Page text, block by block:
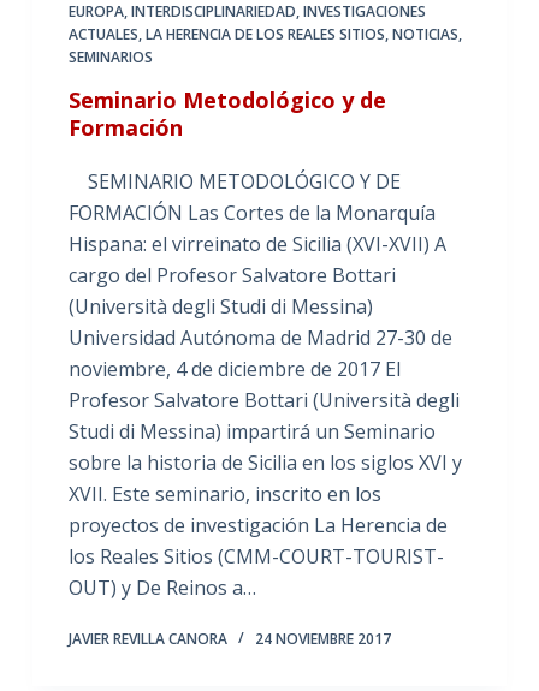
EUROPA,INTERDISCIPLINARIEDAD,INVESTIGACIONES
ACTUALES,LA HERENCIA DE LOS REALES SITIOS,NOTICIAS,
SEMINARIOS
Seminario Metodológico y de
Formación
SEMINARIO METODOLÓGICO Y DE
FORMACIÓN Las Cortes de la Monarquía
Hispana: el virreinato de Sicilia (XVI-XVII) A
cargo del Profesor Salvatore Bottari
(Università degli Studi di Messina)
Universidad Autónoma de Madrid 27-30 de
noviembre, 4 de diciembre de 2017 El
Profesor Salvatore Bottari (Università degli
Studi di Messina) impartirá un Seminario
sobre la historia de Sicilia en los siglos XVI y
XVII. Este seminario, inscrito en los
proyectos de investigación La Herencia de
los Reales Sitios (CMM-COURT-TOURIST-
OUT) y De Reinos a…
JAVIER REVILLA CANORA 24 NOVIEMBRE 2017